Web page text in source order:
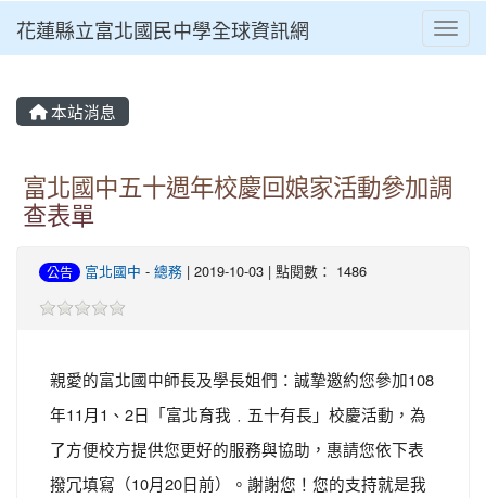
花蓮縣立富北國民中學全球資訊網
本站消息
富北國中五十週年校慶回娘家活動參加調
查表單
公告 富北國中 - 總務 | 2019-10-03 | 點閱數： 1486
親愛的富北國中師長及學長姐們：誠摯邀約您參加108
年11月1、2日「富北育我﹒五十有長」校慶活動，為
了方便校方提供您更好的服務與協助，惠請您依下表
撥冗填寫（10月20日前）。謝謝您！您的支持就是我